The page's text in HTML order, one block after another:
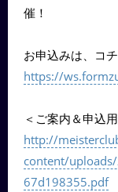
催！
お申込みは、コ
https://
＜ご案内＆申込
http://
content/
67d198355.pdf